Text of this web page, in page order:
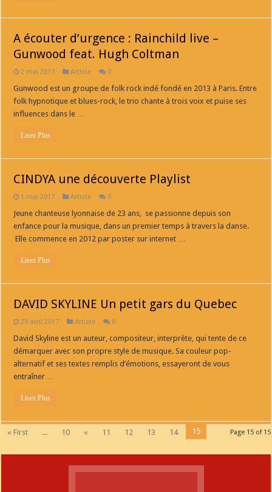
A écouter d’urgence : Rainchild live –
Gunwood feat. Hugh Coltman
2 mai 2017 Artiste 0
Gunwood est un groupe de folk rock indé fondé en 2013 à Paris. Entre
folk hypnotique et blues-rock, le trio chante à trois voix et puise ses
influences dans le …
Lisez Plus
CINDYA une découverte Playlist
1 mai 2017 Artiste 0
Jeune chanteuse lyonnaise de 23 ans, se passionne depuis son
enfance pour la musique, dans un premier temps à travers la danse.
Elle commence en 2012 par poster sur internet …
Lisez Plus
DAVID SKYLINE Un petit gars du Quebec
29 avril 2017 Artiste 0
David Skyline est un auteur, compositeur, interprète, qui tente de ce
démarquer avec son propre style de musique. Sa couleur pop-
alternatif et ses textes remplis d’émotions, essayeront de vous
entraîner …
Lisez Plus
Page 15 of 15
« First ... 10 « 11 12 13 14 15